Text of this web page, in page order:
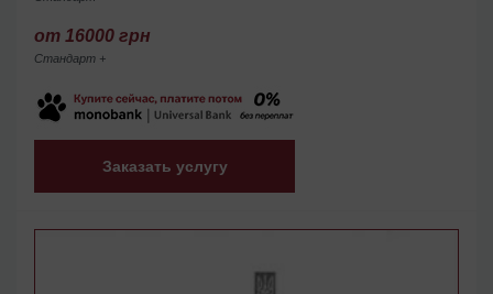
от 16000 грн
Стандарт +
Заказать услугу